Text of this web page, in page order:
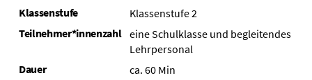
Klassenstufe
Klassenstufe 2
Teilnehmer*innenzahl eine Schulklasse und begleitendes
Lehrpersonal
Dauer
ca. 60 Min